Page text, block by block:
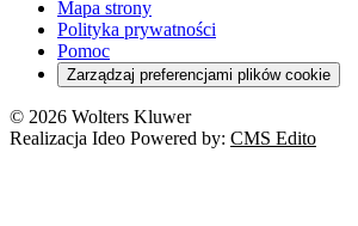
Mapa strony
Polityka prywatności
Pomoc
Zarządzaj preferencjami plików cookie
© 2026 Wolters Kluwer
Realizacja Ideo Powered by: CMS Edito